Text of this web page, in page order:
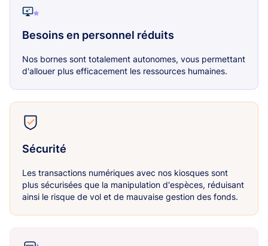
Besoins en personnel réduits
Nos bornes sont totalement autonomes, vous permettant
d'allouer plus efficacement les ressources humaines.
Sécurité
Les transactions numériques avec nos kiosques sont
plus sécurisées que la manipulation d'espèces, réduisant
ainsi le risque de vol et de mauvaise gestion des fonds.